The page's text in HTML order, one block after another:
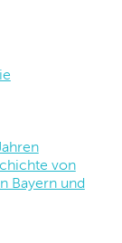
von
Bayern und